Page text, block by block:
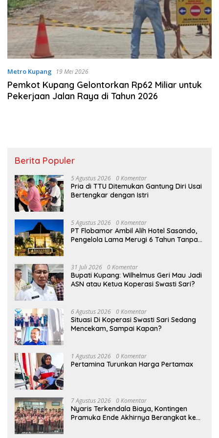
Metro Kupang 19 Mei 2026
Pemkot Kupang Gelontorkan Rp62 Miliar untuk
Pekerjaan Jalan Raya di Tahun 2026
Berita Populer
5 Agustus 2026 0 Komentar
Pria di TTU Ditemukan Gantung Diri Usai
Bertengkar dengan Istri
5 Agustus 2026 0 Komentar
PT Flobamor Ambil Alih Hotel Sasando,
Pengelola Lama Merugi 6 Tahun Tanpa
31 Juli 2026 0 Komentar
Bupati Kupang: Wilhelmus Geri Mau Jadi
ASN atau Ketua Koperasi Swasti Sari?
6 Agustus 2026 0 Komentar
Situasi Di Koperasi Swasti Sari Sedang
Mencekam, Sampai Kapan?
1 Agustus 2026 0 Komentar
Pertamina Turunkan Harga Pertamax
7 Agustus 2026 0 Komentar
Nyaris Terkendala Biaya, Kontingen
Pramuka Ende Akhirnya Berangkat ke